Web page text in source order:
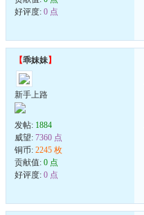
好评度: 0 点
【乖妹妹】
新手上路
发帖: 1884
威望: 7360 点
铜币: 2245 枚
贡献值: 0 点
好评度: 0 点